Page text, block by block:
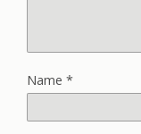
Name *